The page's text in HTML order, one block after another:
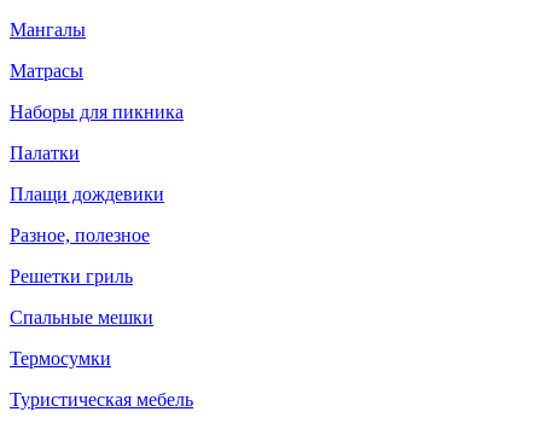
Мангалы
Матрасы
Наборы для пикника
Палатки
Плащи дождевики
Разное, полезное
Решетки гриль
Спальные мешки
Термосумки
Туристическая мебель